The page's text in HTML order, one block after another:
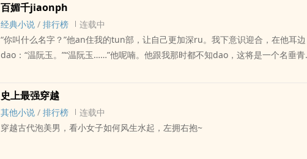
喜混迹花丛的浪子与年轻貌美拜金女的故事，男主可能有点渣，请尽情骂他每天双
更~已完结纯rou：古代《唐朝贵妇人》现代《se戒》NPH：《所有美男都想上我》
百媚千jiaonph
经典小说 / 排行榜
连载中
“你叫什么名字？”他an住我的tun部，让自己更加深ru。我下意识迎合，在他耳边
dao：“温阮玉。”“温阮玉……”他呢喃。他跟我那时都不知dao，这将是一个名垂青
se香味，断人xing命，勾人魂魄……若gan年后，我成了大周朝的国母，大权在
握，尊贵无匹。臣子们惧怕我，史官们唾骂我。我养着满后宫的男宠，各zhong香
艳野史在民间传开。他们说我凭借routi获得了今天的地位，是个人尽可夫的dang
史上最强穿越
其他小说 / 排行榜
连载中
穿越古代泡美男，看小女子如何风生水起，左拥右抱~